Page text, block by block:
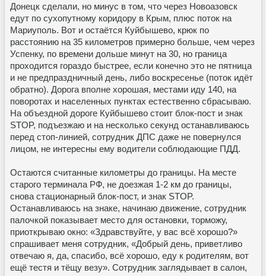
Донецк сделали, но минус в том, что через Новоазовск
едут по сухопутному коридору в Крым, плюс поток на
Мариуполь. Вот и остаётся Куйбышево, крюк по
расстоянию на 35 километров примерно больше, чем через
Успенку, по времени дольше минут на 30, но граница
проходится гораздо быстрее, если конечно это не пятница
и не предпраздничный день, либо воскресенье (поток идёт
обратно). Дорога вполне хорошая, местами иду 140, на
поворотах и населенных пунктах естественно сбрасываю.
На объездной дороге Куйбышево стоит блок-пост и знак
STOP, подъезжаю и на несколько секунд останавливаюсь
перед стоп-линией, сотрудник ДПС даже не повернулся
лицом, не интересны ему водители соблюдающие ПДД.
Остаются считанные километры до границы. На месте
старого терминала РФ, не доезжая 1-2 км до границы,
снова стационарный блок-пост, и знак STOP.
Останавливаюсь на знаке, начинаю движение, сотрудник
палочкой показывает место для остановки, торможу,
приоткрываю окно: «Здравствуйте, у вас всё хорошо?»
спрашивает меня сотрудник, «Добрый день, приветливо
отвечаю я, да, спасибо, всё хорошо, еду к родителям, вот
ещё тестя и тёщу везу». Сотрудник заглядывает в салон,